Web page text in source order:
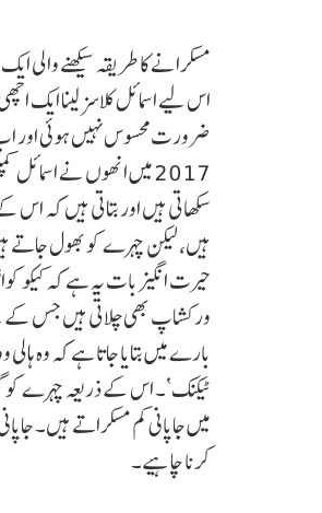
اس لیے اسمائل کلاسز لینا ایک
ضرورت محسوس نہیں ہوئی اور اب
2017 میں انھوں نے
سکھاتی ہیں اور بتاتی ہیں کہ
ہیں، لیکن چہرے کو بھول جاتے
بارے میں بتایا جاتا ہے کہ وہ
ٹیکنک‘۔ اس کے ذریعہ چہرے کو
میں جاپانی کم مسکراتے ہیں۔
کرنا چاہیے۔